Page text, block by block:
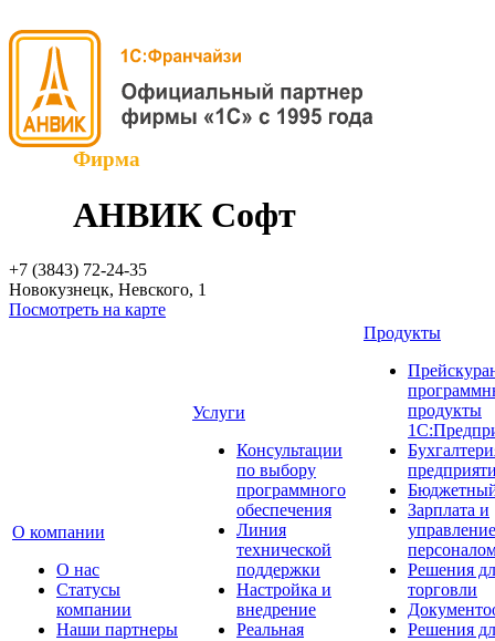
Фирма
АНВИК Софт
+7 (3843) 72-24-35
Новокузнецк, Невского, 1
Посмотреть на карте
О компании
О нас
Cтатусы
компании
Наши партнеры
Услуги
Консультации
по выбору
программного
обеспечения
Линия
технической
поддержки
Настройка и
внедрение
Реальная
Продукты
продукты
Зарплата и
управление
Решения
торговли
Решения